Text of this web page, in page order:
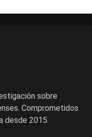
sobre
Comprometidos
desde 2015.